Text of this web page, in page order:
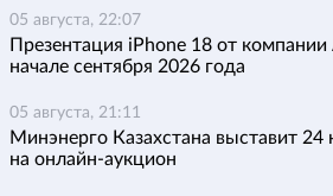
05 августа, 22:07
Презентация iPhone 18 от компании
начале сентября 2026 года
05 августа, 21:11
Минэнерго Казахстана выставит 24
на онлайн-аукцион